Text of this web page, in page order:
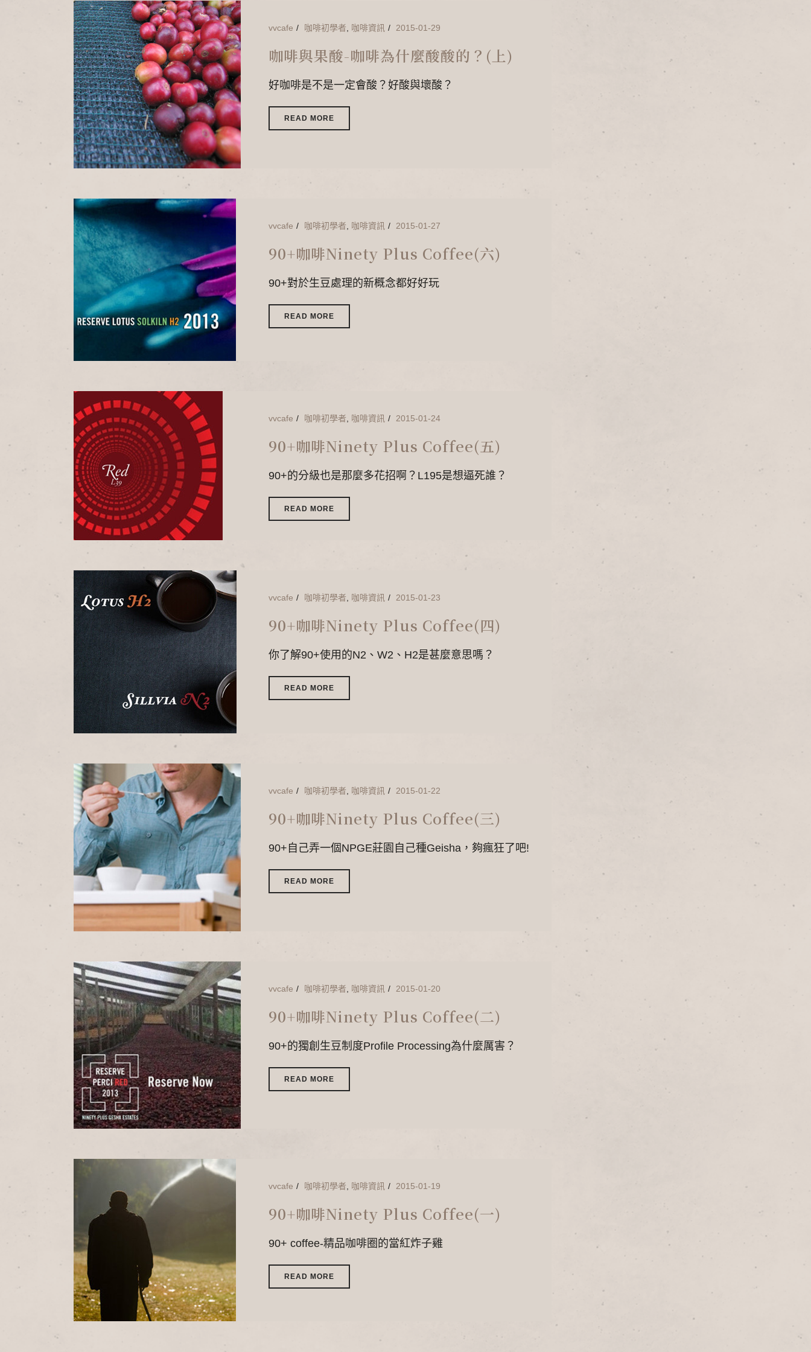
vvcafe 咖啡初學者, 咖啡資訊 2015-01-29
咖啡與果酸-咖啡為什麼酸酸的？(上)
好咖啡是不是一定會酸？好酸與壞酸？
READ MORE
vvcafe 咖啡初學者, 咖啡資訊 2015-01-27
90+咖啡Ninety Plus Coffee(六)
90+對於生豆處理的新概念都好好玩
READ MORE
vvcafe 咖啡初學者, 咖啡資訊 2015-01-24
90+咖啡Ninety Plus Coffee(五)
90+的分級也是那麼多花招啊？L195是想逼死誰？
READ MORE
vvcafe 咖啡初學者, 咖啡資訊 2015-01-23
90+咖啡Ninety Plus Coffee(四)
你了解90+使用的N2、W2、H2是甚麼意思嗎？
READ MORE
vvcafe 咖啡初學者, 咖啡資訊 2015-01-22
90+咖啡Ninety Plus Coffee(三)
90+自己弄一個NPGE莊園自己種Geisha，夠瘋狂了吧!
READ MORE
vvcafe 咖啡初學者 咖啡資訊 2015-01-20
90+咖啡Ninety Plus Coffee(二)
90+的獨創生豆制度Profile Processing為什麼厲害？
READ MORE
vvcafe 咖啡初學者 咖啡資訊 2015-01-19
90+咖啡Ninety Plus Coffee(一)
90+ coffee-精品咖啡圈的當紅炸子雞
READ MORE